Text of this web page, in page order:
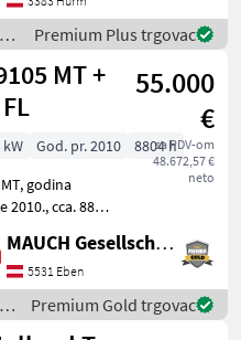
Steuervetile *
Lenkung *
Premium Plus trgovac
MT +
55.000
€
sa PDV-om
48.672,57 €
neto
kW God. pr. 2010
8804 h
cca. 8804
480/65R24 (cca.
Hauer POM
brzom spojkom,
MAUCH Gesellschaft m.b.H. & Co.KG, Eben
5531 Eben
Premium Gold trgovac